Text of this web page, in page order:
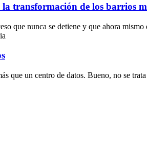
transformación de los barrios
que nunca se detiene y que ahora
que un centro de datos. Bueno, no se